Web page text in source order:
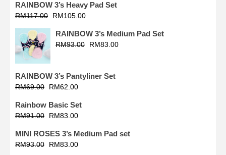
RAINBOW 3’s Heavy Pad Set
RM117.00 RM105.00
RAINBOW 3’s Medium Pad Set
RM93.00 RM83.00
RAINBOW 3’s Pantyliner Set
RM69.00 RM62.00
Rainbow Basic Set
RM91.00 RM83.00
MINI ROSES 3’s Medium Pad set
RM93.00 RM83.00